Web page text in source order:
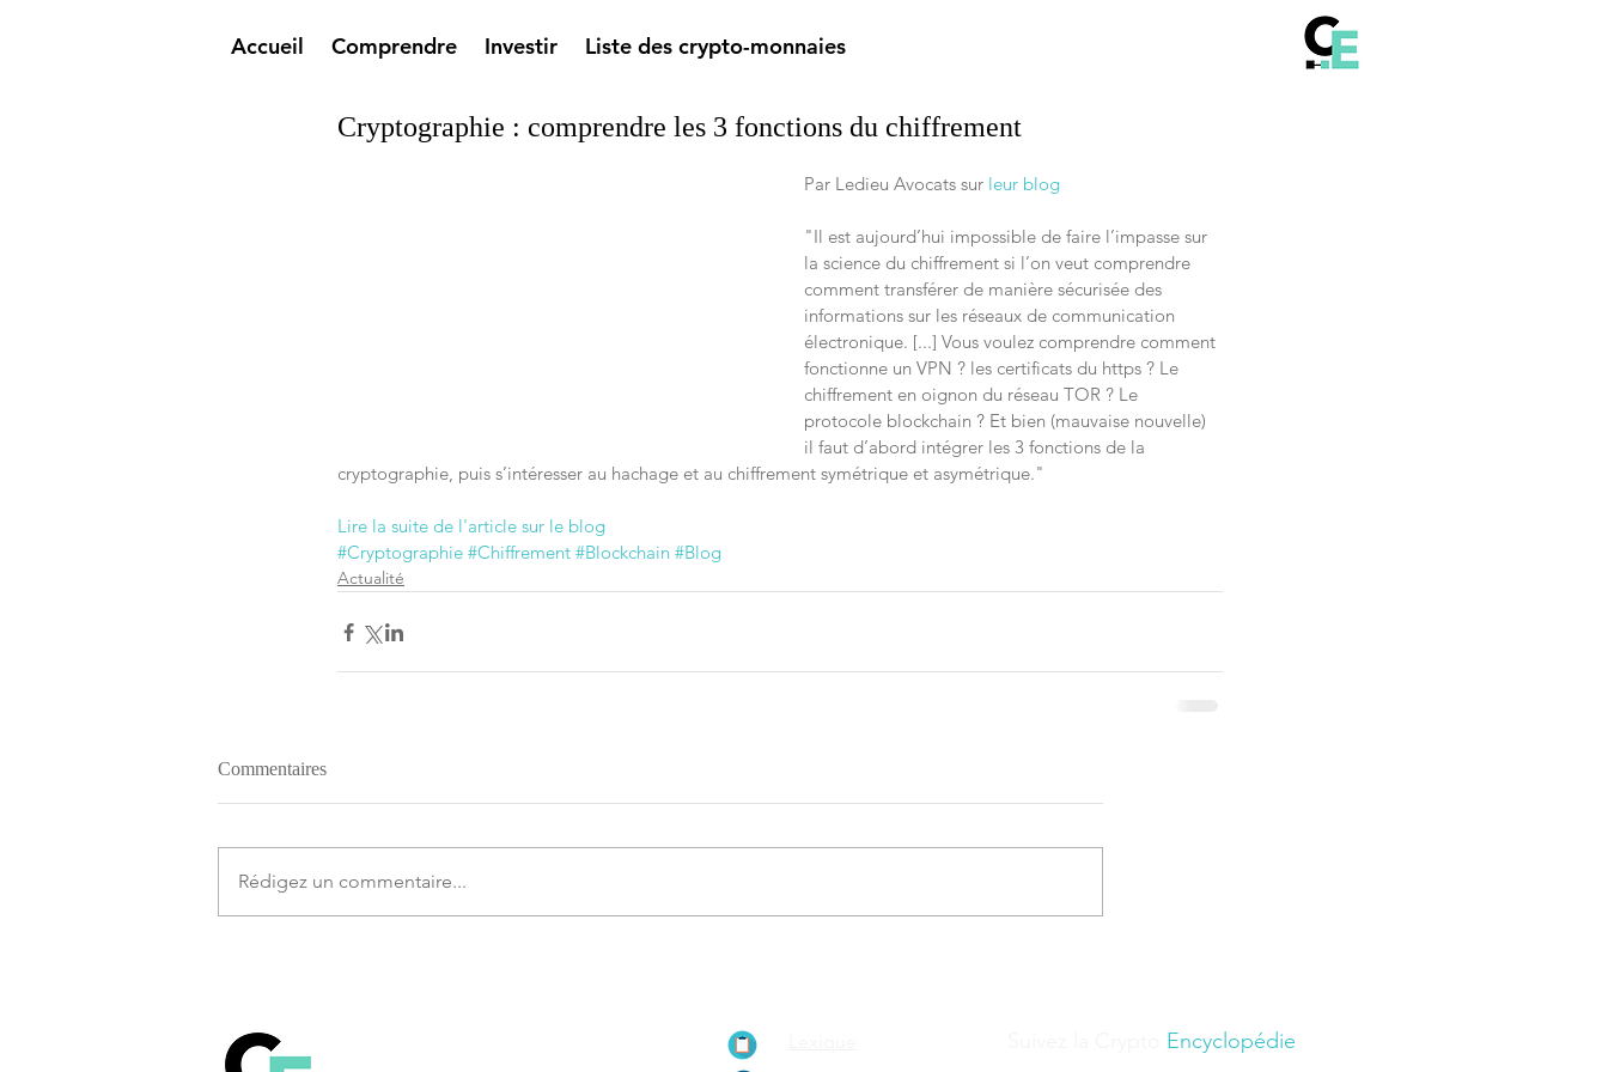
Accueil Comprendre Investir Liste des crypto-monnaies
Cryptographie : comprendre les 3 fonctions du chiffrement
Par Ledieu Avocats sur leur blog
"Il est aujourd’hui impossible de faire l’impasse sur
la science du chiffrement si l’on veut comprendre
comment transférer de manière sécurisée des
informations sur les réseaux de communication
électronique. [...] Vous voulez comprendre comment
fonctionne un VPN ? les certificats du https ? Le
chiffrement en oignon du réseau TOR ? Le
protocole blockchain ? Et bien (mauvaise nouvelle)
il faut d’abord intégrer les 3 fonctions de la
cryptographie, puis s’intéresser au hachage et au chiffrement symétrique et asymétrique."
Lire la suite de l'article sur le blog
#Cryptographie #Chiffrement #Blockchain #Blog
Actualité
Commentaires
Rédigez un commentaire...
Encyclopédie